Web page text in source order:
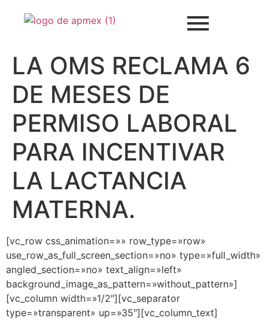
LA OMS RECLAMA 6
DE MESES DE
PERMISO LABORAL
PARA INCENTIVAR
LA LACTANCIA
MATERNA.
[vc_row css_animation=»» row_type=»row»
use_row_as_full_screen_section=»no» type=»full_width»
angled_section=»no» text_align=»left»
background_image_as_pattern=»without_pattern»]
[vc_column width=»1/2″][vc_separator
type=»transparent» up=»35″][vc_column_text]